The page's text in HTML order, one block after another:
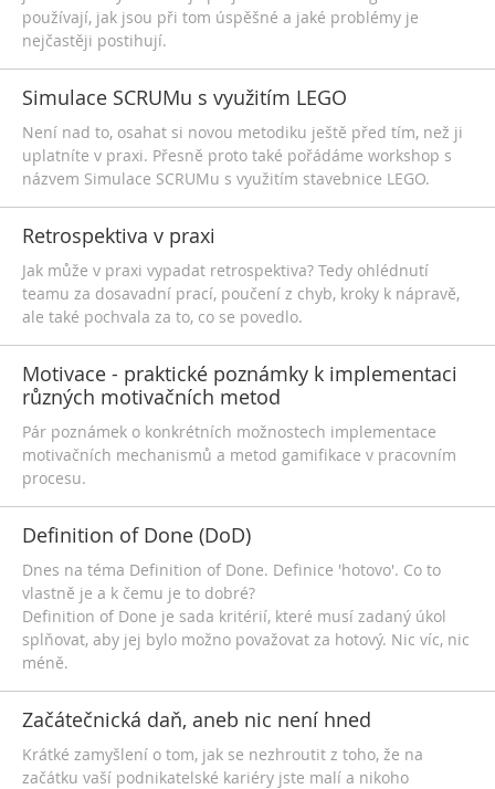
používají, jak jsou při tom úspěšné a jaké problémy je
nejčastěji postihují.
Simulace SCRUMu s využitím LEGO
Není nad to, osahat si novou metodiku ještě před tím, než ji
uplatníte v praxi. Přesně proto také pořádáme workshop s
názvem Simulace SCRUMu s využitím stavebnice LEGO.
Retrospektiva v praxi
Jak může v praxi vypadat retrospektiva? Tedy ohlédnutí
teamu za dosavadní prací, poučení z chyb, kroky k nápravě,
ale také pochvala za to, co se povedlo.
Motivace - praktické poznámky k implementaci
různých motivačních metod
Pár poznámek o konkrétních možnostech implementace
motivačních mechanismů a metod gamifikace v pracovním
procesu.
Definition of Done (DoD)
Dnes na téma Definition of Done. Definice 'hotovo'. Co to
vlastně je a k čemu je to dobré?
Definition of Done je sada kritérií, které musí zadaný úkol
splňovat, aby jej bylo možno považovat za hotový. Nic víc, nic
méně.
Začátečnická daň, aneb nic není hned
Krátké zamyšlení o tom, jak se nezhroutit z toho, že na
začátku vaší podnikatelské kariéry jste malí a nikoho